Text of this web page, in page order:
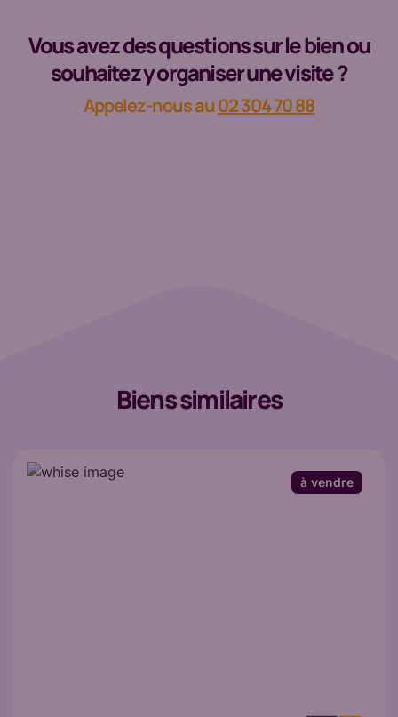
Vous avez des questions sur le bien ou
souhaitez y organiser une visite ?
Appelez-nous au02 304 70 88
Biens similaires
à vendre